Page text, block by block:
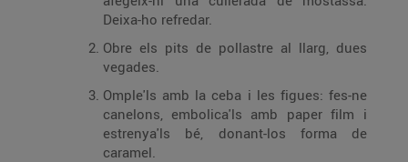
Deixa-ho refredar.
Obre els pits de pollastre al llarg, dues
vegades.
Omple'ls amb la ceba i les figues: fes-ne
canelons, embolica'ls amb paper film i
estrenya'ls bé, donant-los forma de
caramel.